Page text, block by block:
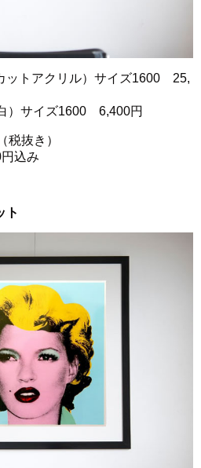
ットアクリル）サイズ1600 25,
）サイズ1600 6,400円
抜き）
込み
ト